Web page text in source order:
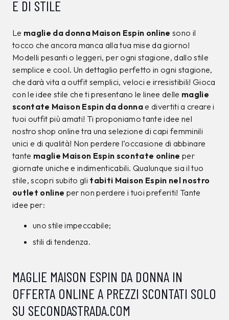
E DI STILE
Le maglie da donna Maison Espin online sono il
tocco che ancora manca alla tua mise da giorno!
Modelli pesanti o leggeri, per ogni stagione, dallo stile
semplice e cool. Un dettaglio perfetto in ogni stagione,
che darà vita a outfit semplici, veloci e irresistibili! Gioca
con le idee stile che ti presentano le linee delle maglie
scontate Maison Espin da donnae divertiti a creare i
tuoi outfit più amati! Ti proponiamo tante idee nel
nostro shop online tra una selezione di capi femminili
unici e di qualità! Non perdere l’occasione di abbinare
tante maglie Maison Espin scontate online per
giornate uniche e indimenticabili. Qualunque sia il tuo
stile, scopri subito gli tabiti Maison Espin nel nostro
outlet online per non perdere i tuoi preferiti! Tante
idee per:
uno stile impeccabile;
stili di tendenza.
MAGLIE MAISON ESPIN DA DONNA IN
OFFERTA ONLINE A PREZZI SCONTATI SOLO
SU SECONDASTRADA.COM